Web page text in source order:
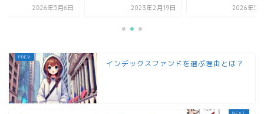
2026年5月6日 2023年2月19日 2026年5
インデックスファンドを選ぶ理由とは？